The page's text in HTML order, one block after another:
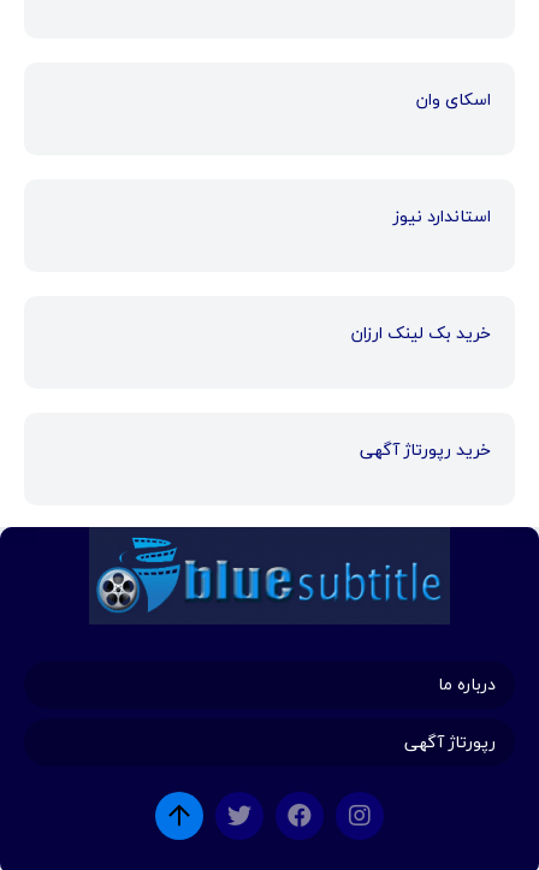
اسکای وان
استاندارد نیوز
خرید بک لینک ارزان
خرید رپورتاژ آگهی
درباره ما
رپورتاژ آگهی